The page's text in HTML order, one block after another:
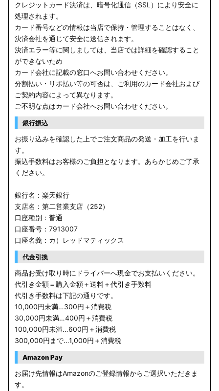
クレジットカード決済は、暗号化通信（SSL）により安全に
処理されます。
カード番号などの情報は当店で保持・管理することはなく、
決済会社を通じて安全に送信されます。
決済エラー等に関しましては、当店では詳細を確認すること
ができないため
カード会社に記載の窓口へお問い合わせください。
分割払い・リボ払い等の可否は、ご利用のカード会社および
ご契約内容によって異なります。
ご不明な点はカード会社へお問い合わせください。
銀行振込
お振り込みを確認した上でご注文商品の発送・加工を行いま
す。
振込手数料はお客様のご負担となります。あらかじめご了承
ください。
銀行名：楽天銀行
支店名：第二営業支店（252）
口座種別：普通
口座番号：7913007
口座名義：カ）レッドマティックス
代金引換
商品お受け取り時にドライバーへ現金でお支払いください。
代引き金額＝購入金額＋送料＋代引き手数料
代引き手数料は下記の通りです。
10,000円未満…300円＋消費税
30,000円未満…400円＋消費税
100,000円未満…600円＋消費税
300,000円まで…1,000円＋消費税
Amazon Pay
お届け先情報はAmazonのご登録情報からご選択いただきま
す。